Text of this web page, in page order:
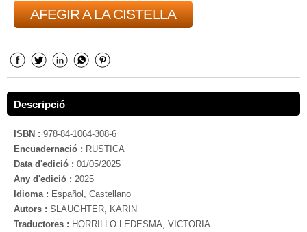
AFEGIR A LA CISTELLA
Descripció
ISBN : 978-84-1064-308-6
Encuadernació : RUSTICA
Data d'edició : 01/05/2025
Any d'edició : 2025
Idioma : Español, Castellano
Autors : SLAUGHTER, KARIN
Traductores : HORRILLO LEDESMA, VICTORIA